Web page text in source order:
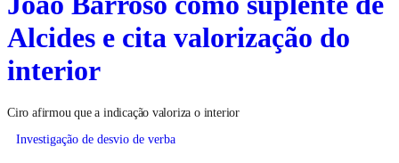
Alcides e cita valorização do
interior
Ciro afirmou que a indicação valoriza o interior
Investigação de desvio de verba